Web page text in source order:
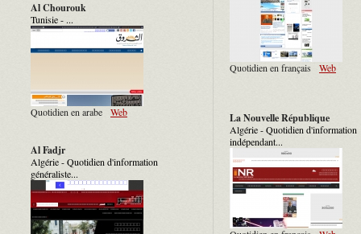
Al Chourouk
Tunisie - ...
Quotidien en arabe Web
Al Fadjr
Algérie - Quotidien d'information
généraliste...
Quotidien en français Web
La Nouvelle République
Algérie - Quotidien d'information
indépendant...